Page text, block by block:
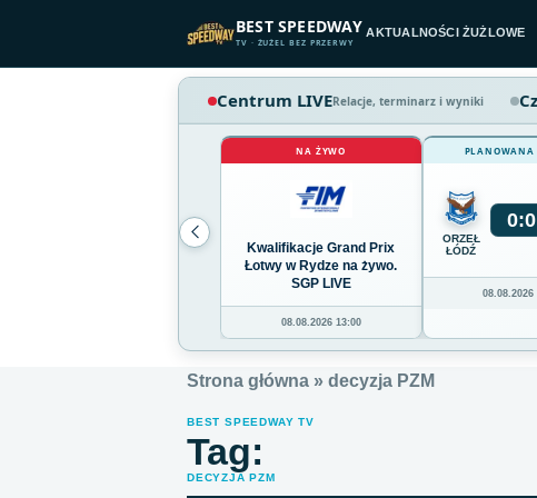
BEST SPEEDWAY
TV · ŻUŻEL BEZ PRZERWY
AKTUALNOŚCI ŻUŻLOWE
Centrum LIVERelacje, terminarz i wyniki
NA ŻYWO
Kwalifikacje Grand Prix
Łotwy w Rydze na żywo.
SGP LIVE
08.08.2026 13:00
PLANOWANA
ORZEŁ
ŁÓDŹ
0:0
08.08.2026
Strona główna » decyzja PZM
BEST SPEEDWAY TV
Tag:
DECYZJA PZM